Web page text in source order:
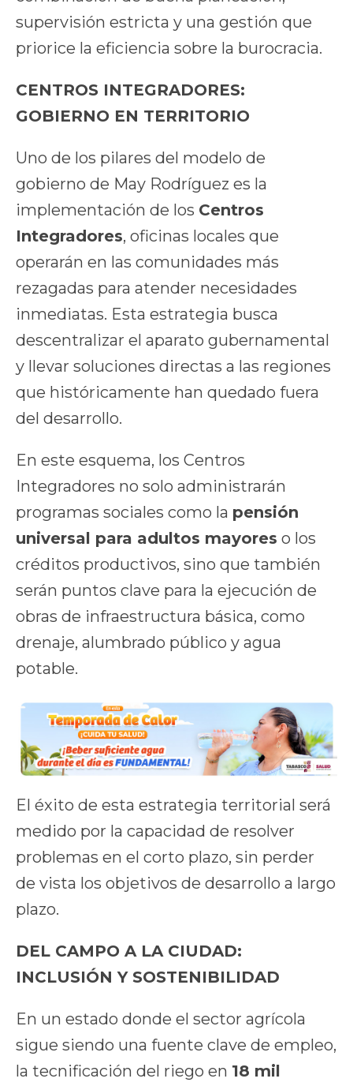
supervisión estricta y una gestión que
priorice la eficiencia sobre la burocracia.
CENTROS INTEGRADORES:
GOBIERNO EN TERRITORIO
Uno de los pilares del modelo de
gobierno de May Rodríguez es la
implementación de los Centros
Integradores, oficinas locales que
operarán en las comunidades más
rezagadas para atender necesidades
inmediatas. Esta estrategia busca
descentralizar el aparato gubernamental
y llevar soluciones directas a las regiones
que históricamente han quedado fuera
del desarrollo.
En este esquema, los Centros
Integradores no solo administrarán
programas sociales como la pensión
universal para adultos mayores o los
créditos productivos, sino que también
serán puntos clave para la ejecución de
obras de infraestructura básica, como
drenaje, alumbrado público y agua
potable.
El éxito de esta estrategia territorial será
medido por la capacidad de resolver
problemas en el corto plazo, sin perder
de vista los objetivos de desarrollo a largo
plazo.
DEL CAMPO A LA CIUDAD:
INCLUSIÓN Y SOSTENIBILIDAD
En un estado donde el sector agrícola
sigue siendo una fuente clave de empleo,
la tecnificación del riego en 18 mil